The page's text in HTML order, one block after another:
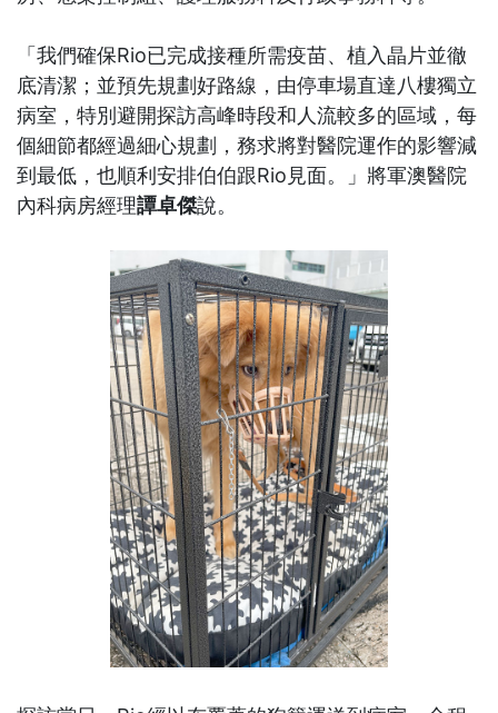
「我們確保Rio已完成接種所需疫苗、植入晶片並徹
底清潔；並預先規劃好路線，由停車場直達八樓獨立
病室，特別避開探訪高峰時段和人流較多的區域，每
個細節都經過細心規劃，務求將對醫院運作的影響減
到最低，也順利安排伯伯跟Rio見面。」將軍澳醫院
內科病房經理譚卓傑說。